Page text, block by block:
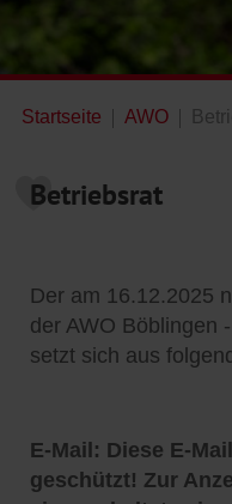
Startseite AWO
Betriebsrat
Der am 16.12.2025
der AWO Böblingen
setzt sich aus
E-Mail: Diese E-
geschützt! Zur